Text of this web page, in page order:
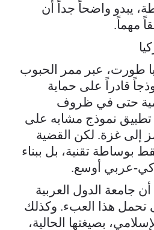
يبدو واضحاً جداً أن
مهماً.
طورت، عبر ممر الحبوب
قادراً على حماية
حتى في ظروف
تطبيق نموذج مشابه على
إلى غزة. لكن القضية
بوساطة تقنية، بل ببناء
عربي أوسع.
جامعة الدول العربية
تحمل هذا العبء. وكذلك
بصيغتها الحالية،